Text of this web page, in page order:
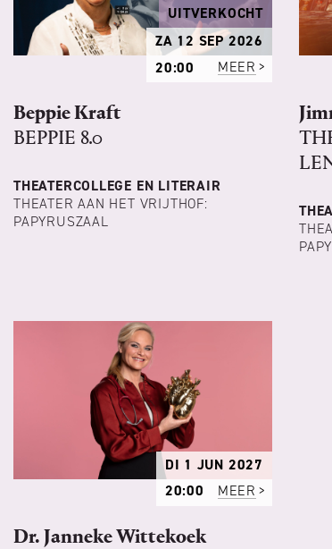
UITVERKOCHT
ZA 12 SEP 2026
20:00
MEER
Beppie Kraft
BEPPIE 8.0
THEATERCOLLEGE EN LITERAIR
THEATER AAN HET VRIJTHOF:
PAPYRUSZAAL
DI 1 JUN 2027
20:00
MEER
Dr. Janneke Wittekoek